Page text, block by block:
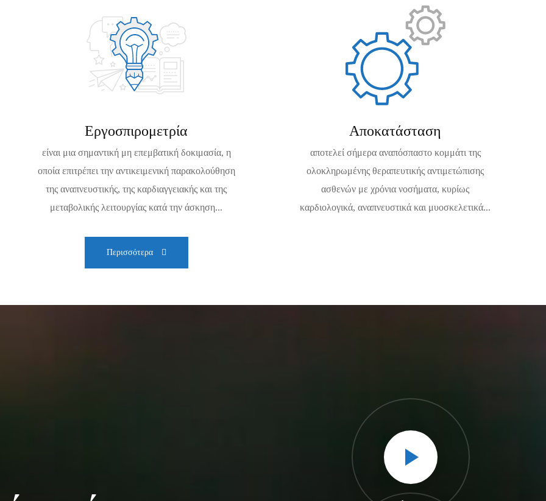
Εργοσπιρομετρία
είναι μια σημαντική μη επεμβατική δοκιμασία, η
οποία επιτρέπει την αντικειμενική παρακολούθηση
της αναπνευστικής, της καρδιαγγειακής και της
μεταβολικής λειτουργίας κατά την άσκηση...
Αποκατάσταση
αποτελεί σήμερα αναπόσπαστο κομμάτι της
ολοκληρωμένης θεραπευτικής αντιμετώπισης
ασθενών με χρόνια νοσήματα, κυρίως
καρδιολογικά, αναπνευστικά και μυοσκελετικά...
Περισσότερα